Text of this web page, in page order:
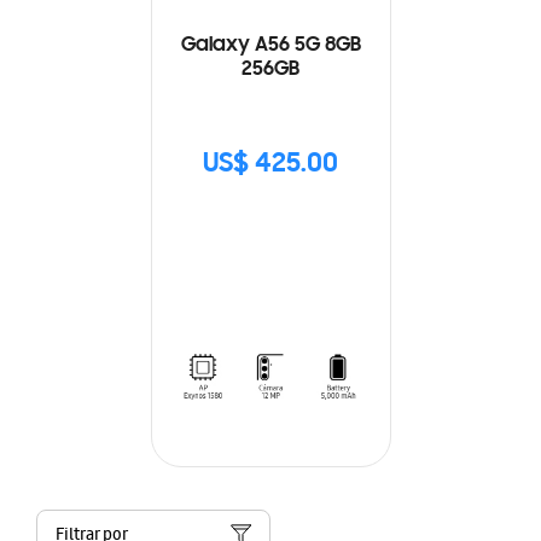
Galaxy A56 5G 8GB
256GB
US$ 425.00